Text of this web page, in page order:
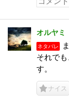
オルヤミ
ネタバレ
それで
す。
ナイス